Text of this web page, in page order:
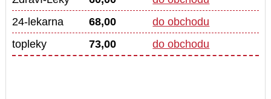
24-lekarna
68,00
do obchodu
topleky
73,00 do obchodu